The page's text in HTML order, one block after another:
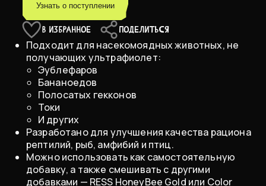
Узнать о поступлении
В ИЗБРАННОЕ ПОДЕЛИТЬСЯ
Подходит для насекомоядных животных, не
получающих ультрафиолет:
Эублефаров
Бананоедов
Полосатых гекконов
Токи
И других
Разработано для улучшения качества рациона
рептилий, рыб, амфибий и птиц.
Можно использовать как самостоятельную
добавку, а также смешивать с другими
добавками — RESS HoneyBee Gold или Color